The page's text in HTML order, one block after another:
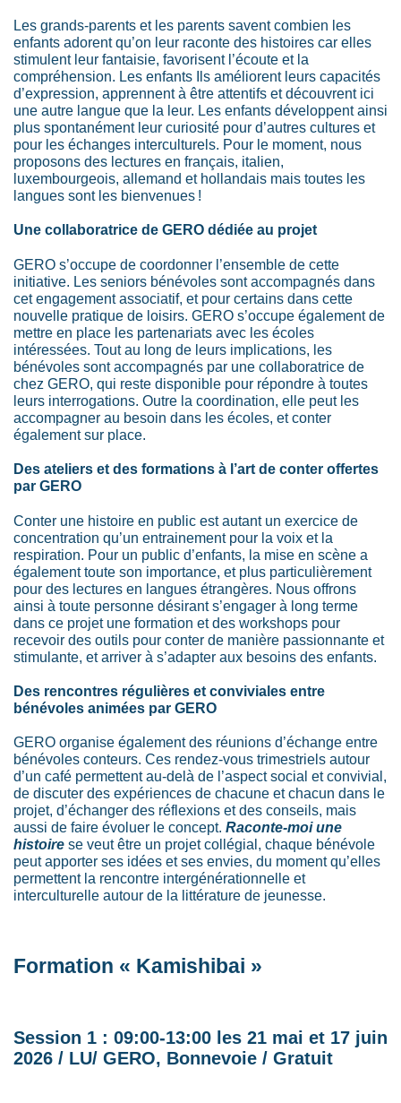
Les grands-parents et les parents savent combien les
enfants adorent qu’on leur raconte des histoires car elles
stimulent leur fantaisie, favorisent l’écoute et la
compréhension. Les enfants Ils améliorent leurs capacités
d’expression, apprennent à être attentifs et découvrent ici
une autre langue que la leur. Les enfants développent ainsi
plus spontanément leur curiosité pour d’autres cultures et
pour les échanges interculturels. Pour le moment, nous
proposons des lectures en français, italien,
luxembourgeois, allemand et hollandais mais toutes les
langues sont les bienvenues !
Une collaboratrice de GERO dédiée au projet
GERO s’occupe de coordonner l’ensemble de cette
initiative. Les seniors bénévoles sont accompagnés dans
cet engagement associatif, et pour certains dans cette
nouvelle pratique de loisirs. GERO s’occupe également de
mettre en place les partenariats avec les écoles
intéressées. Tout au long de leurs implications, les
bénévoles sont accompagnés par une collaboratrice de
chez GERO, qui reste disponible pour répondre à toutes
leurs interrogations. Outre la coordination, elle peut les
accompagner au besoin dans les écoles, et conter
également sur place.
Des ateliers et des formations à l’art de conter offertes
par GERO
Conter une histoire en public est autant un exercice de
concentration qu’un entrainement pour la voix et la
respiration. Pour un public d’enfants, la mise en scène a
également toute son importance, et plus particulièrement
pour des lectures en langues étrangères. Nous offrons
ainsi à toute personne désirant s’engager à long terme
dans ce projet une formation etdes workshops pour
recevoir des outils pour conter de manière passionnante et
stimulante, et arriver à s’adapter aux besoins des enfants.
Des rencontres régulières et conviviales entre
bénévoles animées par GERO
GERO organise également des réunions d’échange entre
bénévoles conteurs. Ces rendez-vous trimestriels autour
d’un café permettent au-delà de l’aspect social et convivial,
de discuter des expériences de chacune et chacun dans le
projet, d’échanger des réflexions et des conseils, mais
aussi de faire évoluer le concept. Raconte-moi une
histoire se veut être un projet collégial, chaque bénévole
peut apporter ses idées et ses envies, du moment qu’elles
permettent la rencontre intergénérationnelle et
interculturelle autour de la littérature de jeunesse.
Formation « Kamishibai »
Session 1 : 09:00-13:00 les 21 mai et 17 juin
2026 / LU/ GERO, Bonnevoie / Gratuit